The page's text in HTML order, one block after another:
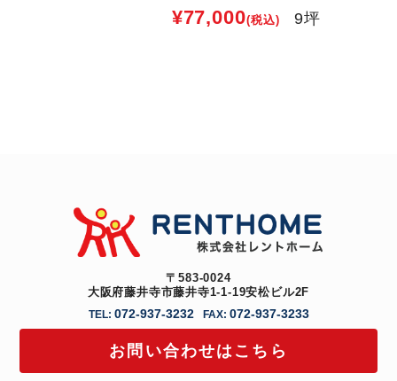
¥77,000(税込) 9坪
〒583-0024
大阪府藤井寺市藤井寺1-1-19安松ビル2F
TEL: 072-937-3232 FAX: 072-937-3233
お問い合わせはこちら